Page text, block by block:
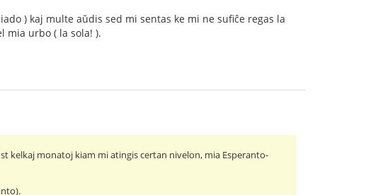
) kaj multe aŭdis sed mi sentas ke mi ne sufiĉe regas la
mia urbo ( la sola! ).
kelkaj monatoj kiam mi atingis certan nivelon, mia Esperanto-